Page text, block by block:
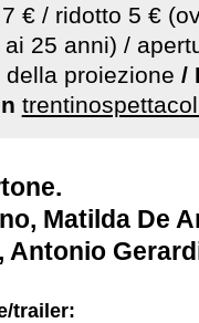
€ / ridotto 5 €
25 anni) /
proiezione /
Matilda De
Antonio
trailer: